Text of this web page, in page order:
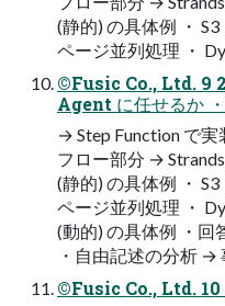
(静的) の具体例 ・
ページ並列処理 ・
©Fusic Co., Ltd. 9
Agent に任せるか
→ Step Function で
フロー部分 →
(静的) の具体例 ・
ページ並列処理 ・
(動的) の具体例 ・回
・自由記述の分析 →
©Fusic Co., Ltd. 10